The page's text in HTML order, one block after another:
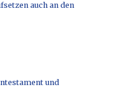
auch an den
und